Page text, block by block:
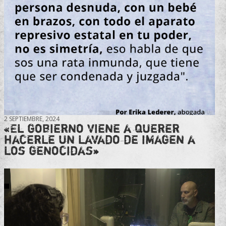
2 SEPTIEMBRE, 2024
«El gobierno viene a querer
hacerle un lavado de imagen a
los genocidas»